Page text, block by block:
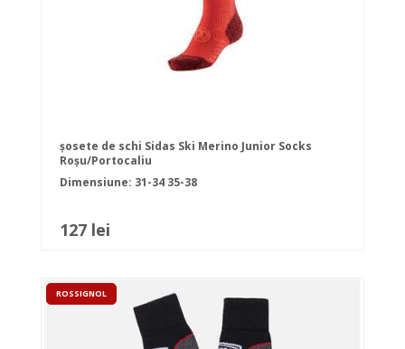
șosete de schi Sidas Ski Merino Junior Socks
Roșu/Portocaliu
Dimensiune: 31-34 35-38
127 lei
ROSSIGNOL